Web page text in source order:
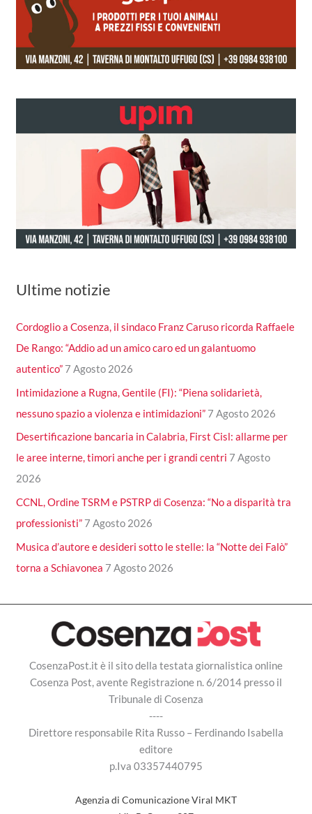
Ultime notizie
Cordoglio a Cosenza, il sindaco Franz Caruso ricorda Raffaele
De Rango: “Addio ad un amico caro ed un galantuomo
autentico” 7 Agosto 2026
Intimidazione a Rugna, Gentile (FI): “Piena solidarietà,
nessuno spazio a violenza e intimidazioni” 7 Agosto 2026
Desertificazione bancaria in Calabria, First Cisl: allarme per
le aree interne, timori anche per i grandi centri 7 Agosto
2026
CCNL, Ordine TSRM e PSTRP di Cosenza: “No a disparità tra
professionisti” 7 Agosto 2026
Musica d’autore e desideri sotto le stelle: la “Notte dei Falò”
torna a Schiavonea 7 Agosto 2026
CosenzaPost.it è il sito della testata giornalistica online
Cosenza Post, avente Registrazione n. 6/2014 presso il
Tribunale di Cosenza
----
Direttore responsabile Rita Russo – Ferdinando Isabella
editore
p.Iva 03357440795
Agenzia di Comunicazione Viral MKT